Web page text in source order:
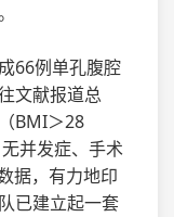
66例单孔腹腔
文献报道总
BMI＞28
并发症、手术
据，有力地印
已建立起一套